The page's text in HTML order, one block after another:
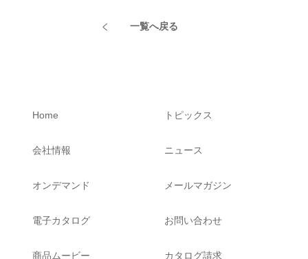
一覧へ戻る
Home
会社情報
オンデマンド
電子カタログ
商品ムービー
トピックス
ニュース
メールマガジン
お問い合わせ
カタログ請求